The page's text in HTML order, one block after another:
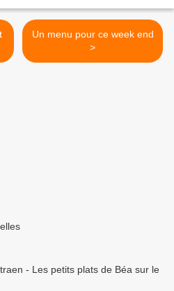
Un menu pour ce week end
>
- Les petits plats de Béa sur le